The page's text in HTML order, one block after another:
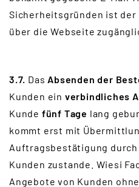
Sicherheitsgründen ist
über die Webseite
3.7. Das Absenden der
Kunden ein verbindliches
Kunde fünf Tage lang
kommt erst mit
Auftragsbestätigung durch
Kunden zustande. Wiesi
Angebote von Kunden